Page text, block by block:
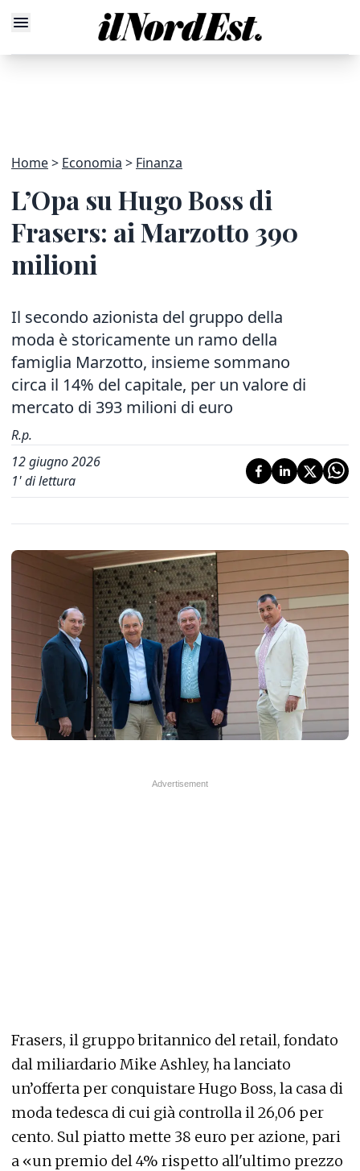
Home Economia Finanza
L’Opa su Hugo Boss di
Frasers: ai Marzotto 390
milioni
Il secondo azionista del gruppo della
moda è storicamente un ramo della
famiglia Marzotto, insieme sommano
circa il 14% del capitale, per un valore di
mercato di 393 milioni di euro
R.p.
12 giugno 2026
1' di lettura
Frasers, il gruppo britannico del retail, fondato
dal miliardario Mike Ashley, ha lanciato
un’offerta per conquistare Hugo Boss, la casa di
moda tedesca di cui già controlla il 26,06 per
cento. Sul piatto mette 38 euro per azione, pari
a «un premio del 4% rispetto all'ultimo prezzo